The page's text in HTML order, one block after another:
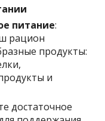
питание:
рацион
продукты:
и
достаточное